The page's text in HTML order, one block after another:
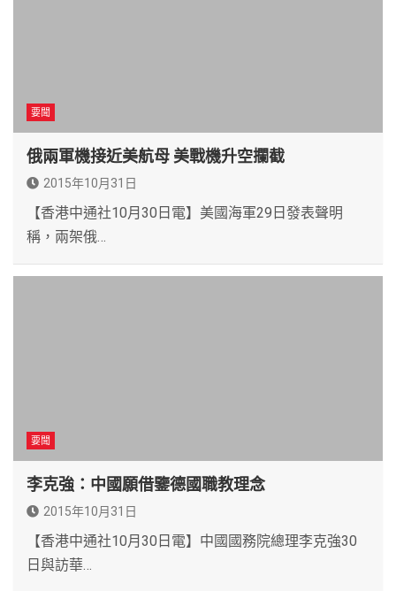
要聞
俄兩軍機接近美航母 美戰機升空攔截
2015年10月31日
【香港中通社10月30日電】美國海軍29日發表聲明
稱，兩架俄…
要聞
李克強：中國願借鑒德國職教理念
2015年10月31日
【香港中通社10月30日電】中國國務院總理李克強30
日與訪華…